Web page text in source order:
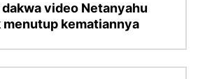
video Netanyahu
kematiannya